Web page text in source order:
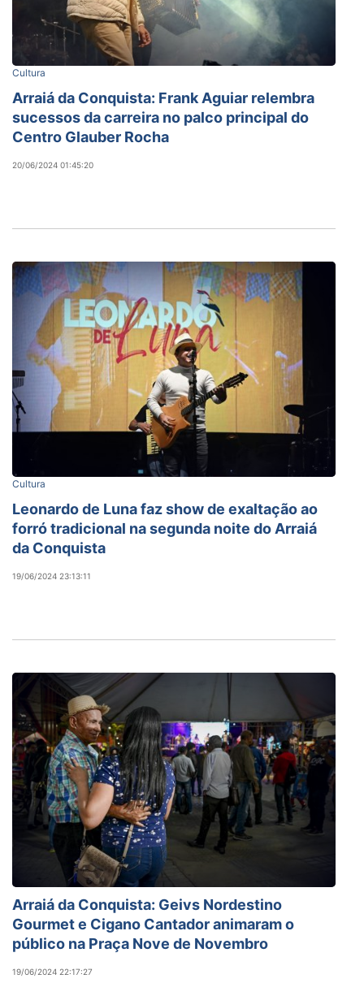
Cultura
Arraiá da Conquista: Frank Aguiar relembra
sucessos da carreira no palco principal do
Centro Glauber Rocha
20/06/2024 01:45:20
Cultura
Leonardo de Luna faz show de exaltação ao
forró tradicional na segunda noite do Arraiá
da Conquista
19/06/2024 23:13:11
Arraiá da Conquista: Geivs Nordestino
Gourmet e Cigano Cantador animaram o
público na Praça Nove de Novembro
19/06/2024 22:17:27